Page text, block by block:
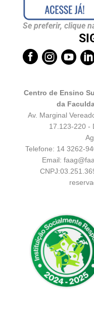
Se preferir, clique
  
Centro de Ensino
da
Av. Marginal
17.123-220 -
Telefone: 14 3262-
Email: